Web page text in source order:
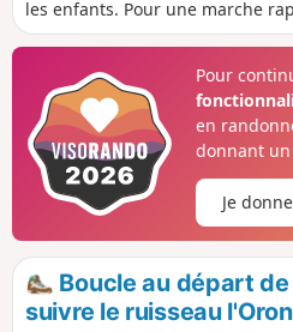
les enfants. Pour une marche
25 mn, en marche soutenue, et
Pour
en
donnant
Je
Boucle au départ
suivre le ruisseau l'Oron